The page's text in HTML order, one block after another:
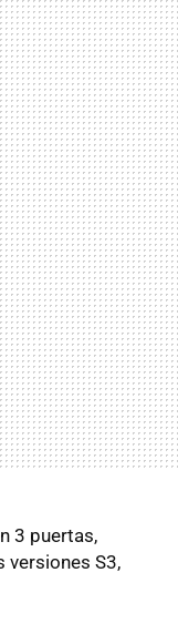
3 puertas,
versiones S3,